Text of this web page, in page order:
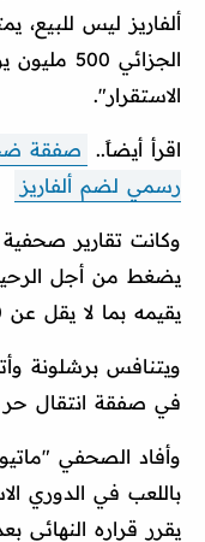
الجزائي
الاستقرار".
اقرأ أيضاً..
صفقة
رسمي لضم ألفاريز
وكانت تقارير صحفية
يضغط من أجل الرحيل
يقيمه بما لا يقل عن 120 مليون يورو.
ويتنافس برشلونة
في صفقة انتقال
وأفاد الصحفي
باللعب في الدوري
يقرر قراره النهائي